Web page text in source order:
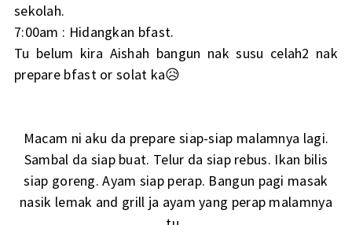
sekolah.
7:00am : Hidangkan bfast.
Tu belum kira Aishah bangun nak susu celah2 nak
prepare bfast or solat ka😥
Macam ni aku da prepare siap-siap malamnya lagi.
Sambal da siap buat. Telur da siap rebus. Ikan bilis
siap goreng. Ayam siap perap. Bangun pagi masak
nasik lemak and grill ja ayam yang perap malamnya